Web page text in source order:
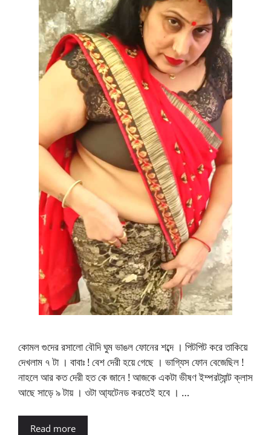
কোমল গুদের রসালো বৌদি ঘুম ভাঙল ফোনের শব্দে । পিটপিট করে তাকিয়ে
দেখলাম ৭ টা । বাবাঃ ! বেশ দেরী হয়ে গেছে । ভাগ্যিস ফোন বেজেছিল !
নাহলে আর কত দেরী হত কে জানে ! আজকে একটা ভীষণ ইম্পরট্যান্ট ক্লাস
আছে সাড়ে ৯ টায় । ওটা আ্যটেনড করতেই হবে । …
Read more